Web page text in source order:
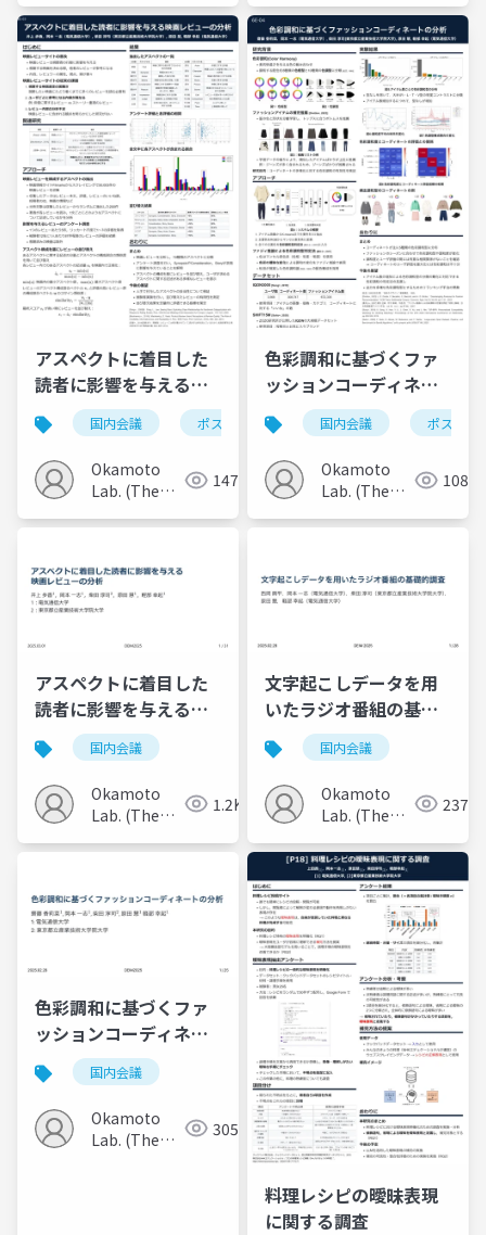
Electro-
Communications)
アスペクトに着目した
読者に影響を与える映
画レビューの分析
国内会議 ポスター
Okamoto
Lab. (The
147
色彩調和に基づくファ
ッションコーディネー
トの分析国内会議 ポスター
Okamoto
Lab. (The
108
アスペクトに着目した
読者に影響を与える映
画レビューの分析
国内会議
Okamoto
Lab. (The
1.2K
文字起こしデータを用
いたラジオ番組の基礎
的調査 国内会議
Okamoto
Lab. (The
Electro-
Communications)
237
色彩調和に基づくファ
ッションコーディネー
トの分析国内会議
Okamoto
Lab. (The
305
料理レシピの曖昧表現
に関する調査